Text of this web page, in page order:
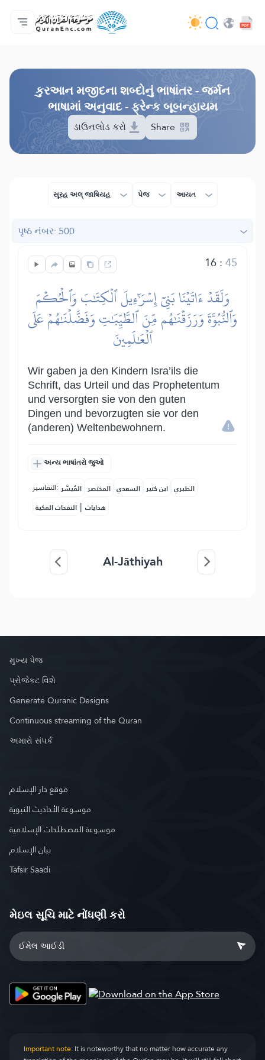
મુખ્ય પેજ
ભાષાંતરોની યાદી
Audio
વિકાસકની સેવાઓ - API
પ્રોજેકટ વિશે
અમારો સંપર્ક
ભાષા
કુરઆન મજીદના શબ્દોનું ભાષાંતર - જર્મન
ભાષામાં અનુવાદ - ફ્રેન્ક બૂબન્હાયમ
ડાઉનલોડ કરો Share
સૂરહ અલ્ જાષિયહ પેજ આયત
પૃષ્ઠ નંબર: 500
16:45
وَلَقَدۡ ءَاتَيۡنَا بَنِيٓ إِسۡرَٰٓءِيلَ ٱلۡكِتَٰبَ وَٱلۡحُكۡمَ
وَٱلنُّبُوَّةَ وَرَزَقۡنَٰهُم مِّنَ ٱلطَّيِّبَٰتِ وَفَضَّلۡنَٰهُمۡ عَلَى
ٱلۡعَٰلَمِينَ
Wir gaben ja den Kindern Isra’ils die
Schrift, das Urteil und das Prophetentum
und versorgten sie von den guten
Dingen und bevorzugten sie vor den
(anderen) Weltenbewohnern.
અન્ય ભાષાંતરો જુઓ
التفاسير: المُيسَّر المختصر السعدي ابن كثير الطبري
النفحات المكية | هدايات
Al-Jāthiyah
મુખ્ય પેજ
પ્રોજેકટ વિશે
Generate Quranic Designs
Continuous streaming of the Quran
અમારો સંપર્ક
موقع دار الإسلام
موسوعة الأحاديث النبوية
موسوعة المصطلحات الإسلامية
بيان الإسلام
Tafsir Saadi
મેઇલ સૂચિ માટે નોંધણી કરો
Important note:It is noteworthy that no matter how accurate any